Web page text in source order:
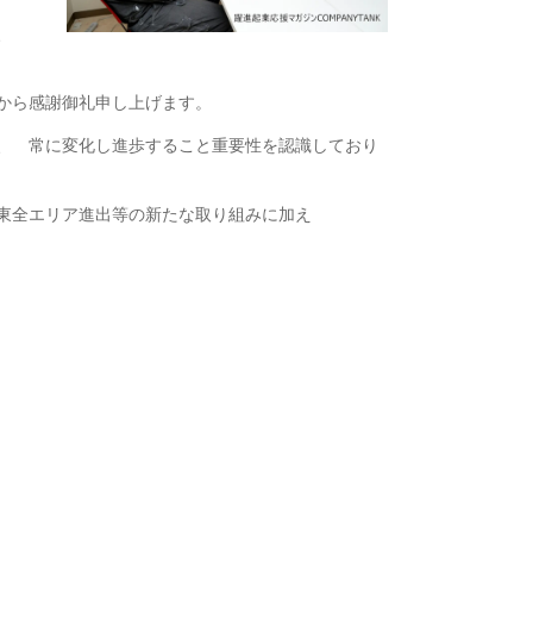
感謝御礼申し上げます。
常に変化し進歩すること重要性を認識しており
東全エリア進出等の新たな取り組みに加え